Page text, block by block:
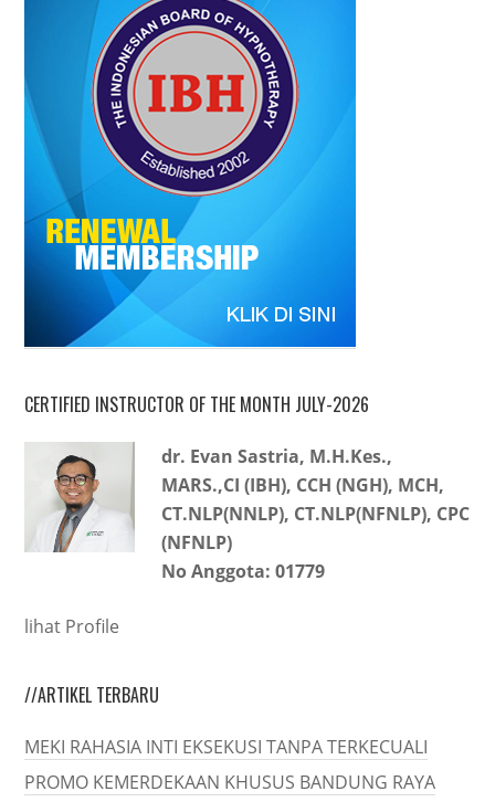
CERTIFIED INSTRUCTOR OF THE MONTH JULY-2026
dr. Evan Sastria, M.H.Kes.,
MARS.,CI (IBH), CCH (NGH), MCH,
CT.NLP(NNLP), CT.NLP(NFNLP), CPC
(NFNLP)
No Anggota: 01779
lihat Profile
//ARTIKEL TERBARU
MEKI RAHASIA INTI EKSEKUSI TANPA TERKECUALI
PROMO KEMERDEKAAN KHUSUS BANDUNG RAYA